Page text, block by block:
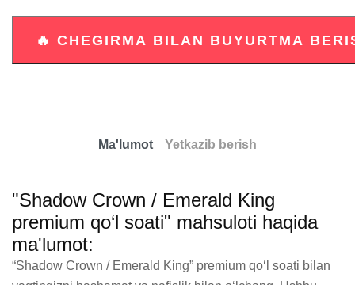
Ma'lumot Yetkazib berish
"Shadow Crown / Emerald King
premium qo‘l soati" mahsuloti haqida
ma'lumot:
“Shadow Crown / Emerald King” premium qo‘l soati bilan